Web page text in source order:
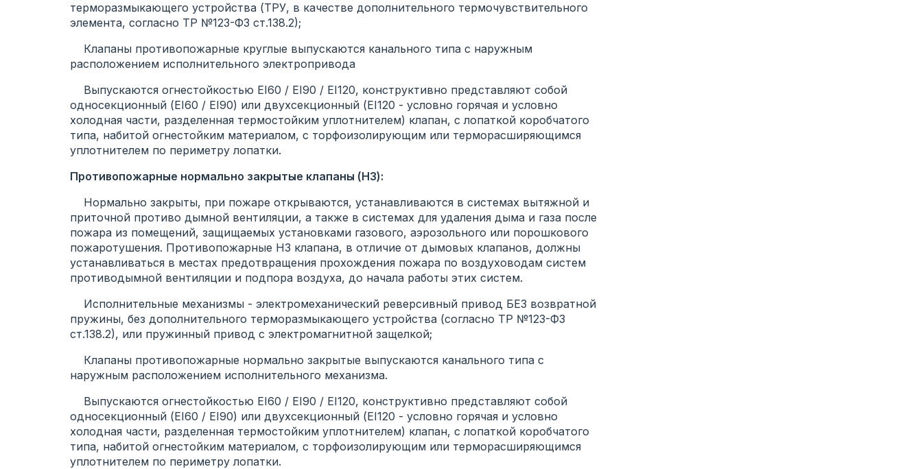
терморазмыкающего устройства (ТРУ, в качестве дополнительного термочувствительного
элемента, согласно ТР №123-ФЗ ст.138.2);
Клапаны противопожарные круглые выпускаются канального типа с наружным
расположением исполнительного электропривода
Выпускаются огнестойкостью EI60 / EI90 / EI120, конструктивно представляют собой
односекционный (EI60 / EI90) или двухсекционный (EI120 - условно горячая и условно
холодная части, разделенная термостойким уплотнителем) клапан, с лопаткой коробчатого
типа, набитой огнестойким материалом, с торфоизолирующим или терморасширяющимся
уплотнителем по периметру лопатки.
Противопожарные нормально закрытые клапаны (НЗ):
Нормально закрыты, при пожаре открываются, устанавливаются в системах вытяжной и
приточной противо дымной вентиляции, а также в системах для удаления дыма и газа после
пожара из помещений, защищаемых установками газового, аэрозольного или порошкового
пожаротушения. Противопожарные НЗ клапана, в отличие от дымовых клапанов, должны
устанавливаться в местах предотвращения прохождения пожара по воздуховодам систем
противодымной вентиляции и подпора воздуха, до начала работы этих систем.
Исполнительные механизмы - электромеханический реверсивный привод БЕЗ возвратной
пружины, без дополнительного терморазмыкающего устройства (согласно ТР №123-ФЗ
ст.138.2), или пружинный привод с электромагнитной защелкой;
Клапаны противопожарные нормально закрытые выпускаются канального типа с
наружным расположением исполнительного механизма.
Выпускаются огнестойкостью EI60 / EI90 / EI120, конструктивно представляют собой
односекционный (EI60 / EI90) или двухсекционный (EI120 - условно горячая и условно
холодная части, разделенная термостойким уплотнителем) клапан, с лопаткой коробчатого
типа, набитой огнестойким материалом, с торфоизолирующим или терморасширяющимся
уплотнителем по периметру лопатки.